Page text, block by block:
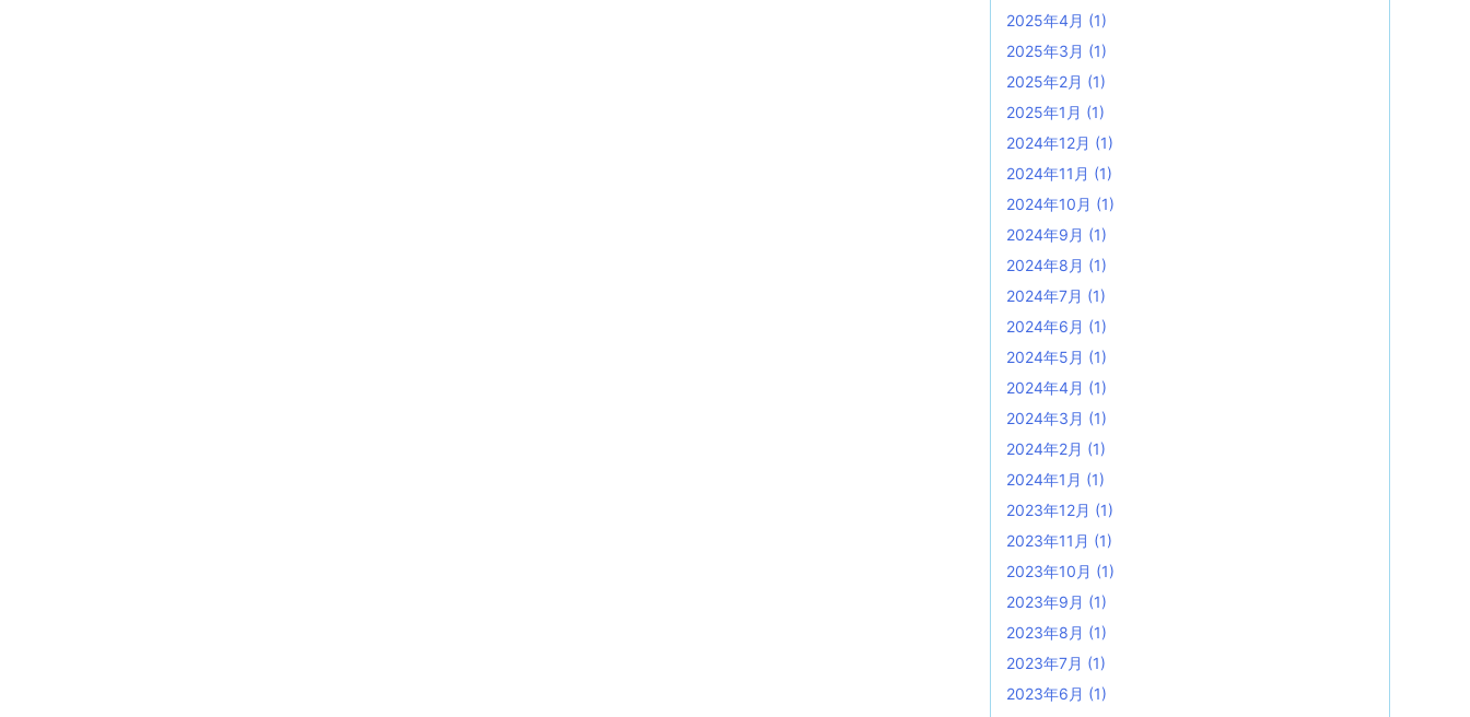
2025年4月 (1)
2025年3月 (1)
2025年2月 (1)
2025年1月 (1)
2024年12月 (1)
2024年11月 (1)
2024年10月 (1)
2024年9月 (1)
2024年8月 (1)
2024年7月 (1)
2024年6月 (1)
2024年5月 (1)
2024年4月 (1)
2024年3月 (1)
2024年2月 (1)
2024年1月 (1)
2023年12月 (1)
2023年11月 (1)
2023年10月 (1)
2023年9月 (1)
2023年8月 (1)
2023年7月 (1)
2023年6月 (1)